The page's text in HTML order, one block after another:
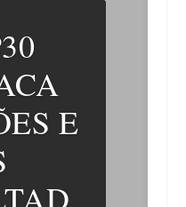
E